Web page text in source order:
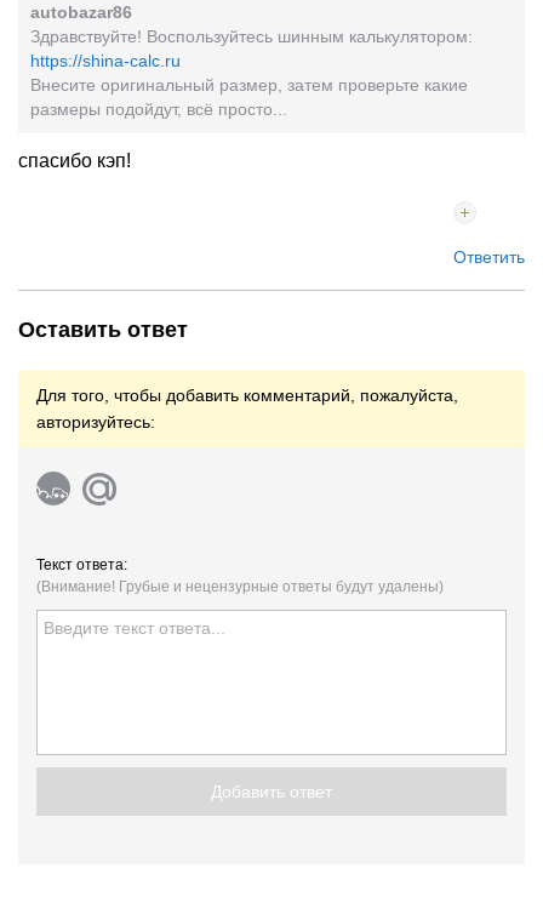
autobazar86
Здравствуйте! Воспользуйтесь шинным калькулятором:
https://shina-calc.ru
Внесите оригинальный размер, затем проверьте какие
размеры подойдут, всё просто...
спасибо кэп!
Ответить
Оставить ответ
Для того, чтобы добавить комментарий, пожалуйста,
авторизуйтесь:
Текст ответа:
(Внимание! Грубые и нецензурные ответы будут удалены)
Добавить ответ